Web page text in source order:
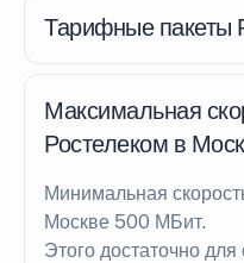
Тарифные пакеты
Максимальная
Ростелеком в
Минимальная
Москве 500 МБит.
Этого достаточно